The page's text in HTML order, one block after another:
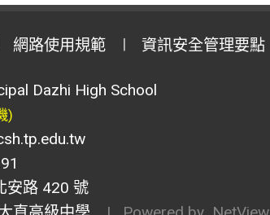
網路使用規範 資訊安全管理要點
Dazhi High School
)
安路 420 號